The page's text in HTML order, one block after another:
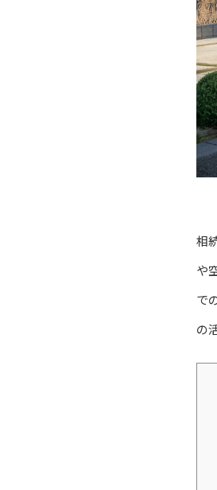
相
や
で
の